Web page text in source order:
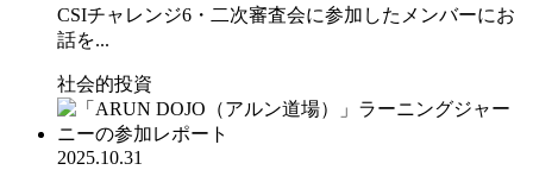
CSIチャレンジ6・二次審査会に参加したメンバーにお
話を...
社会的投資
2025.10.31